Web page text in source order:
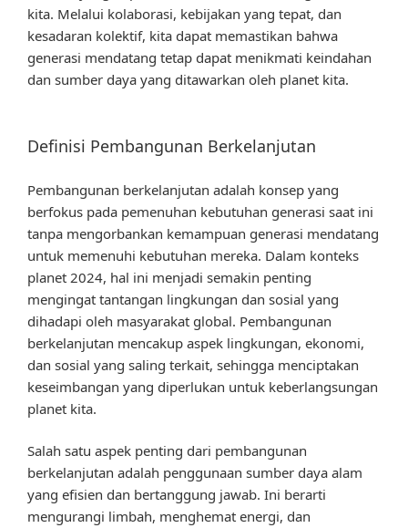
kita. Melalui kolaborasi, kebijakan yang tepat, dan
kesadaran kolektif, kita dapat memastikan bahwa
generasi mendatang tetap dapat menikmati keindahan
dan sumber daya yang ditawarkan oleh planet kita.
Definisi Pembangunan Berkelanjutan
Pembangunan berkelanjutan adalah konsep yang
berfokus pada pemenuhan kebutuhan generasi saat ini
tanpa mengorbankan kemampuan generasi mendatang
untuk memenuhi kebutuhan mereka. Dalam konteks
planet 2024, hal ini menjadi semakin penting
mengingat tantangan lingkungan dan sosial yang
dihadapi oleh masyarakat global. Pembangunan
berkelanjutan mencakup aspek lingkungan, ekonomi,
dan sosial yang saling terkait, sehingga menciptakan
keseimbangan yang diperlukan untuk keberlangsungan
planet kita.
Salah satu aspek penting dari pembangunan
berkelanjutan adalah penggunaan sumber daya alam
yang efisien dan bertanggung jawab. Ini berarti
mengurangi limbah, menghemat energi, dan